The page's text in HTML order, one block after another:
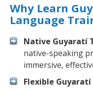
Why Learn
Language
Native Guyaratí
native-speaking
immersive,
Flexible Guyaratí